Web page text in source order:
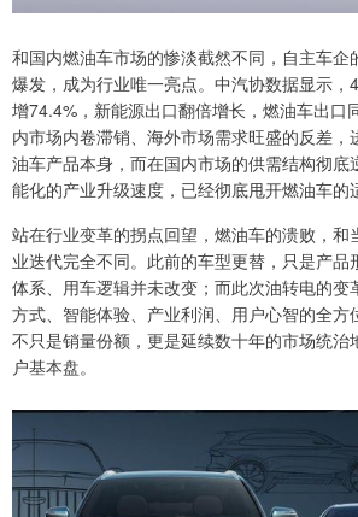
和国内燃油车市场的惨淡截然不同，自主车企
爆发，成为行业唯一亮点。中汽协数据显示，
增74.4%，新能源出口翻倍增长，燃油车出口
内市场内卷滞销、海外市场需求旺盛的反差，
油车产品本身，而在国内市场的供需结构彻底
能化的产业升级速度，已经彻底甩开燃油车的
站在行业变革的拐点回望，燃油车的溃败，和
业迭代完全不同。此前的车型更替，只是产品
体系、用车逻辑并未改变；而此次油转电的变
方式、智能体验、产业利润、用户心智的全方
不只是销量份额，更是延续数十年的市场统治
户基本盘。